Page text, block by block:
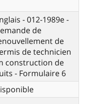
- 012-1989e -
de
de
de technicien
construction de
- Formulaire 6